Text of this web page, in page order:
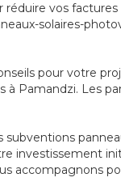
vos
solaires-
pour votre
à Pamandzi. Les
investissement
accompagnons